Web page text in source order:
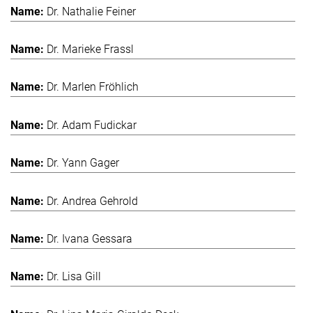
Dr. Nathalie Feiner
Dr. Marieke Frassl
Dr. Marlen Fröhlich
Dr. Adam Fudickar
Dr. Yann Gager
Dr. Andrea Gehrold
Dr. Ivana Gessara
Dr. Lisa Gill